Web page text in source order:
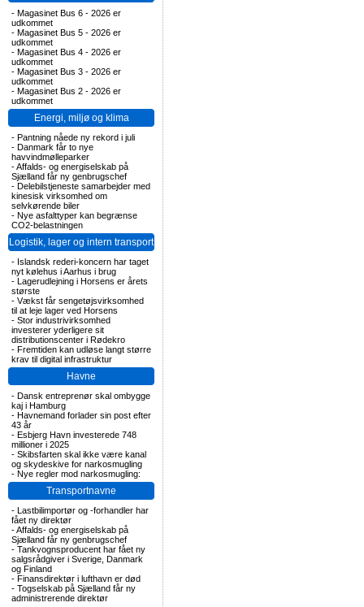
- Magasinet Bus 6 - 2026 er
udkommet
- Magasinet Bus 5 - 2026 er
udkommet
- Magasinet Bus 4 - 2026 er
udkommet
- Magasinet Bus 3 - 2026 er
udkommet
- Magasinet Bus 2 - 2026 er
udkommet
Energi, miljø og klima
- Pantning nåede ny rekord i juli
- Danmark får to nye
havvindmølleparker
-Affalds- og energiselskab på
Sjælland får ny genbrugschef
- Delebilstjeneste samarbejder med
kinesisk virksomhed om
selvkørende biler
- Nye asfalttyper kan begrænse
CO2-belastningen
Logistik, lager og intern transport
- Islandsk rederi-koncern har taget
nyt kølehus i Aarhus i brug
- Lagerudlejning i Horsens er årets
største
- Vækst får sengetøjsvirksomhed
til at leje lager ved Horsens
- Stor industrivirksomhed
investerer yderligere sit
distributionscenter i Rødekro
- Fremtiden kan udløse langt større
krav til digital infrastruktur
Havne
- Dansk entreprenør skal ombygge
kaj i Hamburg
- Havnemand forlader sin post efter
43 år
- Esbjerg Havn investerede 748
millioner i 2025
- Skibsfarten skal ikke være kanal
og skydeskive for narkosmugling
- Nye regler mod narkosmugling:
Transportnavne
- Lastbilimportør og -forhandler har
fået ny direktør
-Affalds- og energiselskab på
Sjælland får ny genbrugschef
- Tankvognsproducent har fået ny
salgsrådgiver i Sverige, Danmark
og Finland
- Finansdirektør i lufthavn er død
- Togselskab på Sjælland får ny
administrerende direktør